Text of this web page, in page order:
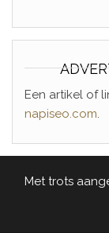
Een artikel of
napiseo.com.
Met trots